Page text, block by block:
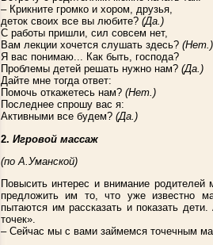
– Крикните громко и хором, друзья,
деток своих все вы любите? (Да.)
С работы пришли, сил совсем нет,
Вам лекции хочется слушать здесь? (Нет.)
Я вас понимаю... Как быть, господа?
Проблемы детей решать нужно нам? (Да.)
Дайте мне тогда ответ:
Помочь откажетесь нам? (Нет.)
Последнее спрошу вас я:
Активными все будем? (Да.)
2. Игровой массаж
(по А.Уманской)
Повысить интерес и внимание
предложить им то, что уже известно
пытаются им рассказать и показать
точек».
– Сейчас мы с вами займемся точечным